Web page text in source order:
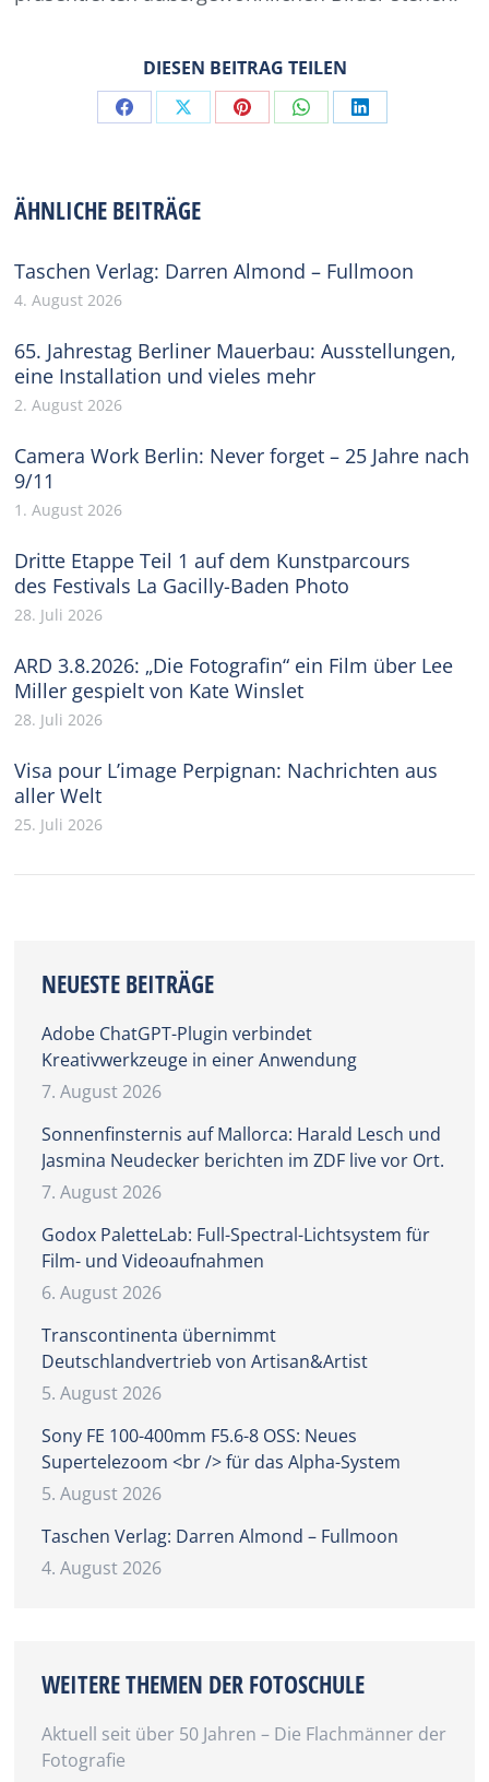
DIESEN BEITRAG TEILEN
Share Share Share Share Share
ÄHNLICHE BEITRÄGE
Taschen Verlag: Darren Almond – Fullmoon
4. August 2026
65. Jahrestag Berliner Mauerbau: Ausstellungen,
eine Installation und vieles mehr
2. August 2026
Camera Work Berlin: Never forget – 25 Jahre nach
9/11
1. August 2026
Dritte Etappe Teil 1 auf dem Kunstparcours
des Festivals La Gacilly-Baden Photo
28. Juli 2026
ARD 3.8.2026: „Die Fotografin“ ein Film über Lee
Miller gespielt von Kate Winslet
28. Juli 2026
Visa pour L’image Perpignan: Nachrichten aus
aller Welt
25. Juli 2026
NEUESTE BEITRÄGE
Adobe ChatGPT-Plugin verbindet
Kreativwerkzeuge in einer Anwendung
7. August 2026
Sonnenfinsternis auf Mallorca: Harald Lesch und
Jasmina Neudecker berichten im ZDF live vor Ort.
7. August 2026
Godox PaletteLab: Full-Spectral-Lichtsystem für
Film- und Videoaufnahmen
6. August 2026
Transcontinenta übernimmt
Deutschlandvertrieb von Artisan&Artist
5. August 2026
Sony FE 100-400mm F5.6-8 OSS: Neues
Supertelezoom <br /> für das Alpha-System
5. August 2026
Taschen Verlag: Darren Almond – Fullmoon
4. August 2026
WEITERE THEMEN DER FOTOSCHULE
Aktuell seit über 50 Jahren – Die Flachmänner der
Fotografie